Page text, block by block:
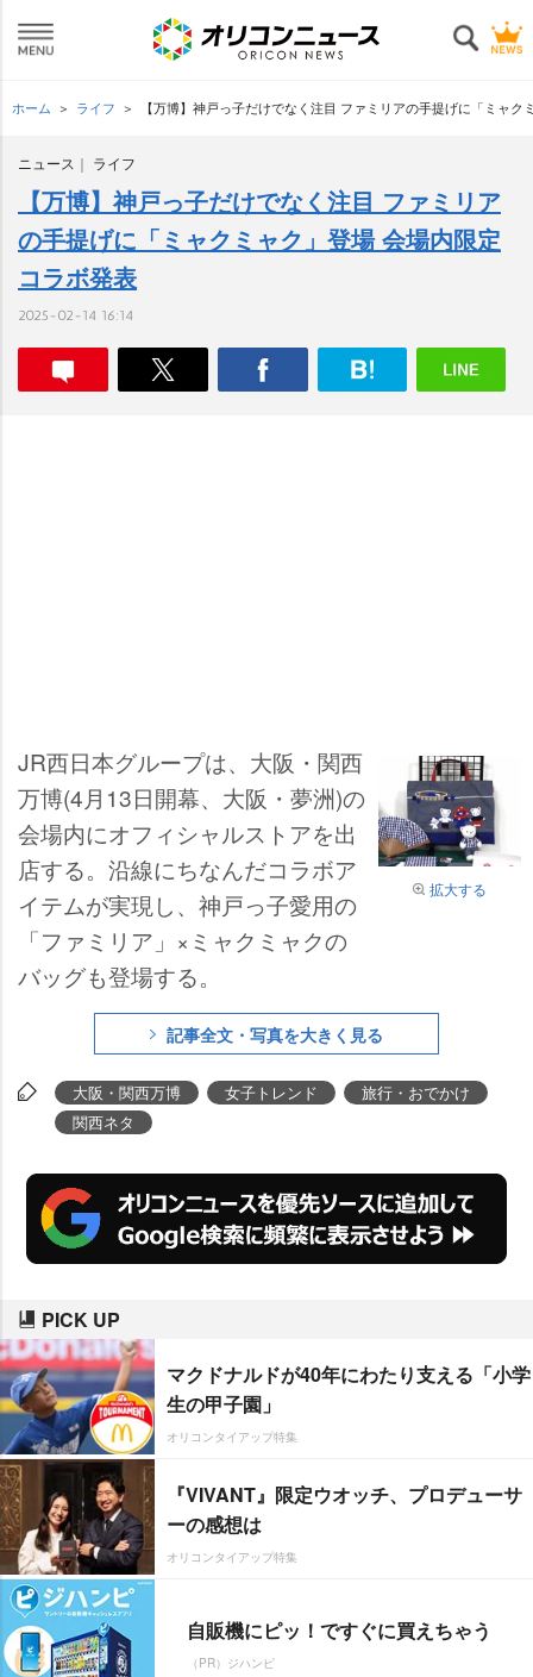
ホーム ライフ 【万博】神戸っ子だけでなく注目 ファミリアの手提げに「ミャ
ニュース ライフ
【万博】神戸っ子だけでなく注目 ファミリア
の手提げに「ミャクミャク」登場 会場内限定
コラボ発表
2025-02-14 16:14
拡大する
JR西日本グループは、大阪・関西
万博(4月13日開幕、大阪・夢洲)の
会場内にオフィシャルストアを出
店する。沿線にちなんだコラボア
イテムが実現し、神戸っ子愛用の
「ファミリア」×ミャクミャクの
バッグも登場する。
記事全文・写真を大きく見る
大阪・関西万博 女子トレンド
旅行・おでかけ
関西ネタ
PICK UP
マクドナルドが40年にわたり支える「小学
生の甲子園」
オリコンタイアップ特集
『VIVANT』限定ウオッチ、プロデューサ
ーの感想は
オリコンタイアップ特集
自販機にピッ！ですぐに買えちゃう
（PR）ジハンピ